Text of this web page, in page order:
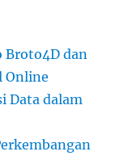
Broto4D dan
Online
Data dalam